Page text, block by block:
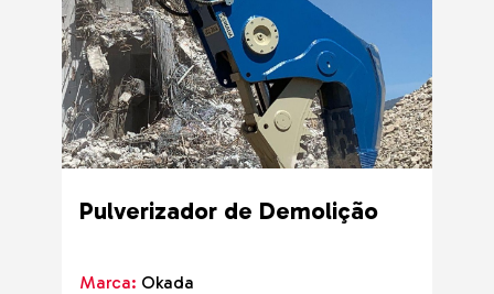
Pulverizador de Demolição
Marca: Okada